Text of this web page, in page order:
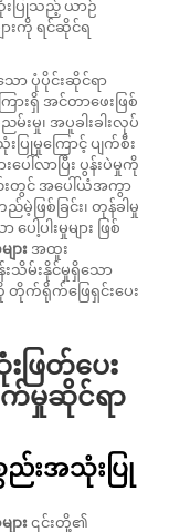
းပြုသည့် ယာဉ်
ားကို ရင်ဆိုင်ရ
ာ ပုံပိုင်းဆိုင်ရာ
းရှိ အင်တာဖေးဖြစ်
မှု၊ အပူခါးခါးလုပ်
ပြုမှုကြောင့် ပျက်စီး
ေါ်လာပြီး ပွန်းပဲမှုကို
းတွင် အပေါ်ယံအကွာ
ည်မဲ့ဖြစ်ခြင်း၊ တုန်ခါမှု
ါ့ပါးမှုများ ဖြစ်
ား အထူး
သိမ်းနိုင်မှုရှိသော
တိုက်ရိုက်ဖြေရှင်းပေး
ြတ်ပေး
က်မှုဆိုင်ရာ
ည်းအသုံးပြု
ား ၎င်းတို့၏